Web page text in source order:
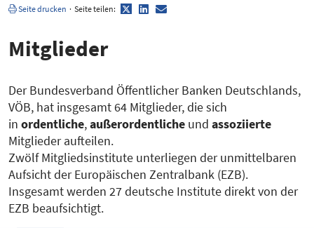
Seite drucken · Seite teilen: TwitterLinkedIn
E-
Mail
Mitglieder
Der Bundesverband Öffentlicher Banken Deutschlands,
VÖB, hat insgesamt 64 Mitglieder, die sich
in ordentliche,außerordentliche und assoziierte
Mitglieder aufteilen.
Zwölf Mitgliedsinstitute unterliegen der unmittelbaren
Aufsicht der Europäischen Zentralbank (EZB).
Insgesamt werden 27 deutsche Institute direkt von der
EZB beaufsichtigt.